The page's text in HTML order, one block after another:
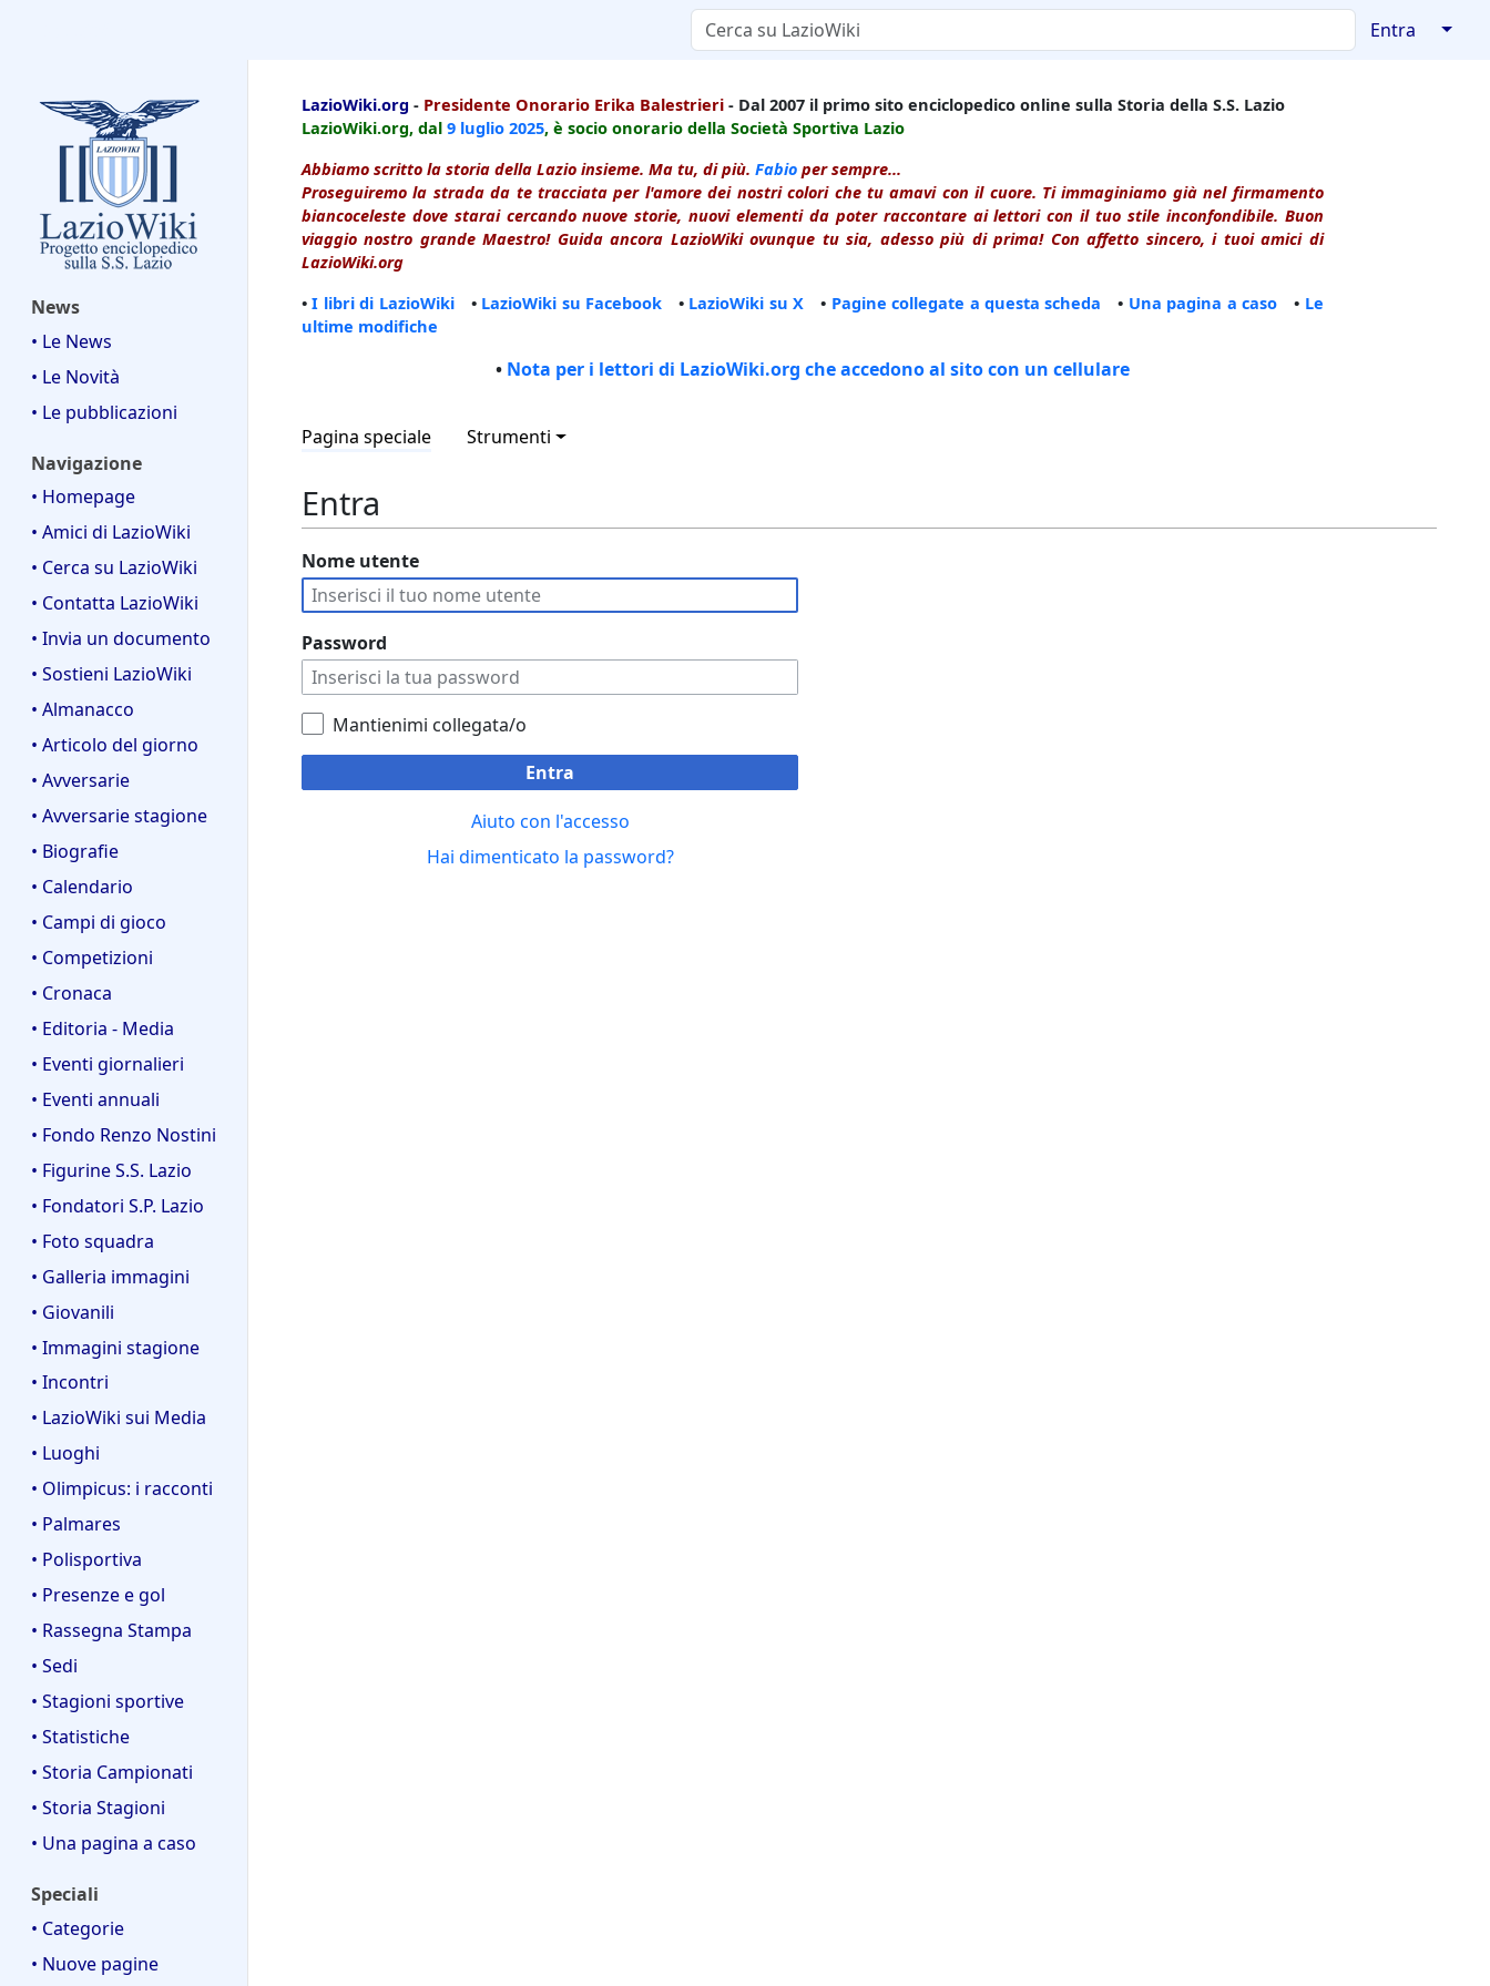
Entra ↓
News
• Le News
• Le Novità
• Le pubblicazioni
Navigazione
• Homepage
• Amici di LazioWiki
• Cerca su LazioWiki
• Contatta LazioWiki
• Invia un documento
• Sostieni LazioWiki
• Almanacco
• Articolo del giorno
• Avversarie
• Avversarie stagione
• Biografie
• Calendario
• Campi di gioco
• Competizioni
• Cronaca
• Editoria - Media
• Eventi giornalieri
• Eventi annuali
• Fondo Renzo Nostini
• Figurine S.S. Lazio
• Fondatori S.P. Lazio
• Foto squadra
• Galleria immagini
• Giovanili
• Immagini stagione
• Incontri
• LazioWiki sui Media
• Luoghi
• Olimpicus: i racconti
• Palmares
• Polisportiva
• Presenze e gol
• Rassegna Stampa
• Sedi
• Stagioni sportive
• Statistiche
• Storia Campionati
• Storia Stagioni
• Una pagina a caso
Speciali
• Categorie
• Nuove pagine
LazioWiki.org - Presidente Onorario Erika Balestrieri - Dal 2007 il primo sito enciclopedico online sulla Storia della S.S. Lazio
LazioWiki.org, dal 9 luglio 2025, è socio onorario della Società Sportiva Lazio
Abbiamo scritto la storia della Lazio insieme. Ma tu, di più. Fabio per sempre...
Proseguiremo la strada da te tracciata per l'amore dei nostri colori che tu amavi con il cuore. Ti immaginiamo già nel firmamento
biancoceleste dove starai cercando nuove storie, nuovi elementi da poter raccontare ai lettori con il tuo stile inconfondibile. Buon
viaggio nostro grande Maestro! Guida ancora LazioWiki ovunque tu sia, adesso più di prima! Con affetto sincero, i tuoi amici di
LazioWiki.org
•I libri di LazioWiki• LazioWiki su Facebook • LazioWiki su X • Pagine collegate a questa scheda • Una pagina a caso • Le
ultime modifiche
• Nota per i lettori di LazioWiki.org che accedono al sito con un cellulare
Pagina speciale Strumenti
Entra
Nome utente
Password
Mantienimi collegata/o
Entra
Aiuto con l'accesso
Hai dimenticato la password?